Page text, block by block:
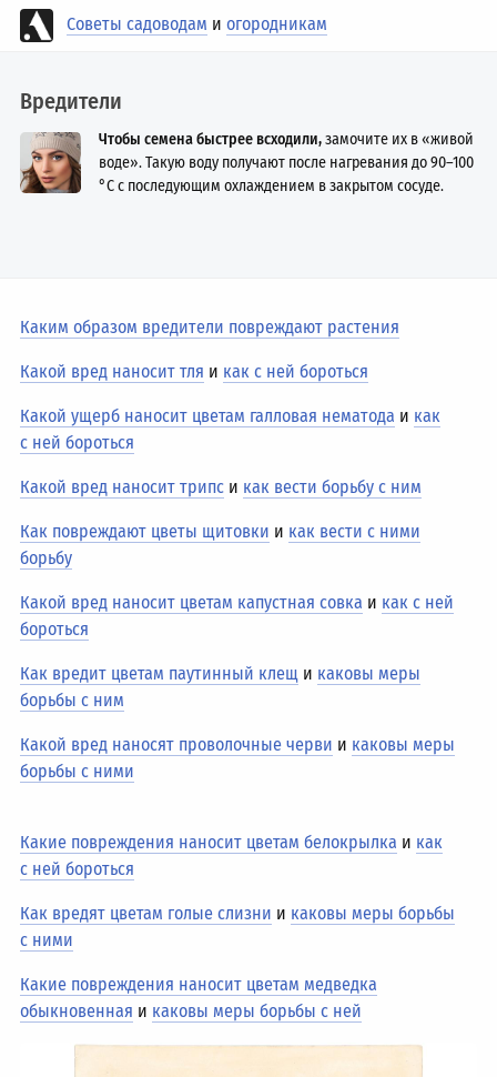
Советы садоводам иогородникам
Вредители
Чтобы семена быстрее всходили,замочите их в «живой
воде». Такую воду получают после нагревания до90–100
°C с последующим охлаждением в закрытом сосуде.
Каким образом вредители повреждают растения
Какой вред наносит тля и как с ней бороться
Какой ущерб наносит цветам галловая нематода и как
с ней бороться
Какой вред наносит трипс и как вести борьбу с ним
Как повреждают цветы щитовки и как вести с ними
борьбу
Какой вред наносит цветам капустная совка и как с ней
бороться
Как вредит цветам паутинный клещ и каковы меры
борьбы с ним
Какой вред наносят проволочные черви и каковы меры
борьбы с ними
Какие повреждения наносит цветам белокрылка и как
с ней бороться
Как вредят цветам голые слизни и каковы меры борьбы
с ними
Какие повреждения наносит цветам медведка
обыкновенная и каковы меры борьбы с ней